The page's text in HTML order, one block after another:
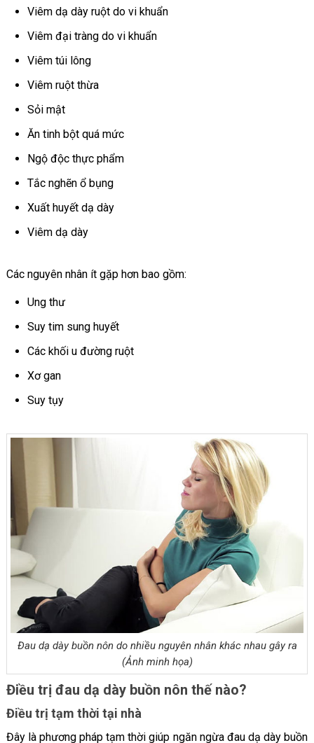
Viêm dạ dày ruột do vi khuẩn
Viêm đại tràng do vi khuẩn
Viêm túi lông
Viêm ruột thừa
Sỏi mật
Ăn tinh bột quá mức
Ngộ độc thực phẩm
Tắc nghẽn ổ bụng
Xuất huyết dạ dày
Viêm dạ dày
Các nguyên nhân ít gặp hơn bao gồm:
Ung thư
Suy tim sung huyết
Các khối u đường ruột
Xơ gan
Suy tụy
Đau dạ dày buồn nôn do nhiều nguyên nhân khác nhau gây ra
(Ảnh minh họa)
Điều trị đau dạ dày buồn nôn thế nào?
Điều trị tạm thời tại nhà
Đây là phương pháp tạm thời giúp ngăn ngừa đau dạ dày buồn